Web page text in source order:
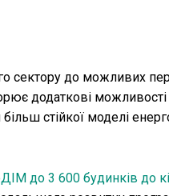
сектору до можливих
додаткові
стійкої моделі
до 3 600 будинків до